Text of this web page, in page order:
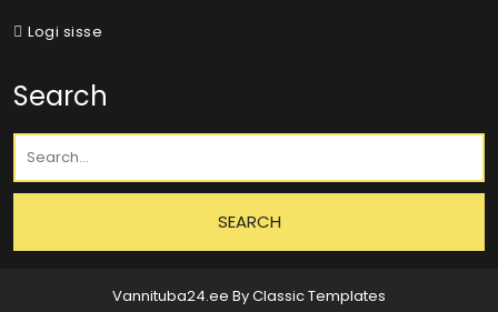
Logi sisse
Search
Vannituba24.ee By Classic Templates